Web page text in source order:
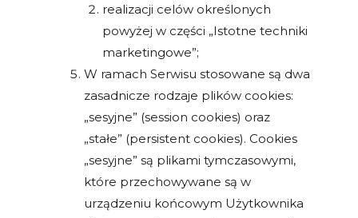
realizacji celów określonych
powyżej w części „Istotne techniki
marketingowe”;
W ramach Serwisu stosowane są dwa
zasadnicze rodzaje plików cookies:
„sesyjne” (session cookies) oraz
„stałe” (persistent cookies). Cookies
„sesyjne” są plikami tymczasowymi,
które przechowywane są w
urządzeniu końcowym Użytkownika